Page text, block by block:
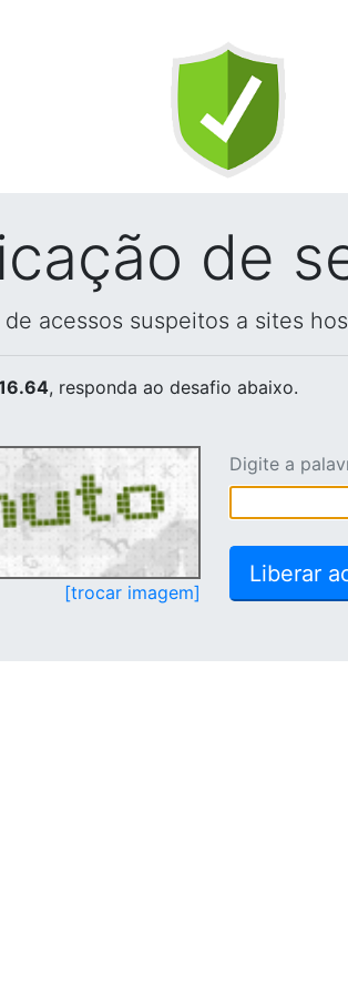
de
acessos suspeitos a sites
, responda ao desafio abaixo.
[trocar imagem]
Digite a